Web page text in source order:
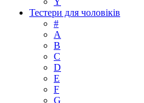
Тестери для чоловіків
#
A
B
C
D
E
F
G